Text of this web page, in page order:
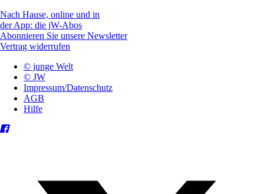
Nach Hause, online und in
der App: die jW-Abos
Abonnieren Sie unsere Newsletter
Vertrag widerrufen
© junge Welt
© JW
Impressum/Datenschutz
AGB
Hilfe